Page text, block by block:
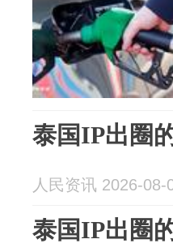
泰国IP出圈
人民资讯 2026-08-
泰国IP出圈